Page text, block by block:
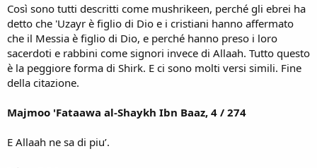
Così sono tutti descritti come mushrikeen, perché gli ebrei ha
detto che 'Uzayr è figlio di Dio e i cristiani hanno affermato
che il Messia è figlio di Dio, e perché hanno preso i loro
sacerdoti e rabbini come signori invece di Allaah. Tutto questo
è la peggiore forma di Shirk. E ci sono molti versi simili. Fine
della citazione.
Majmoo 'Fataawa al-Shaykh Ibn Baaz, 4 / 274
E Allaah ne sa di piu’.